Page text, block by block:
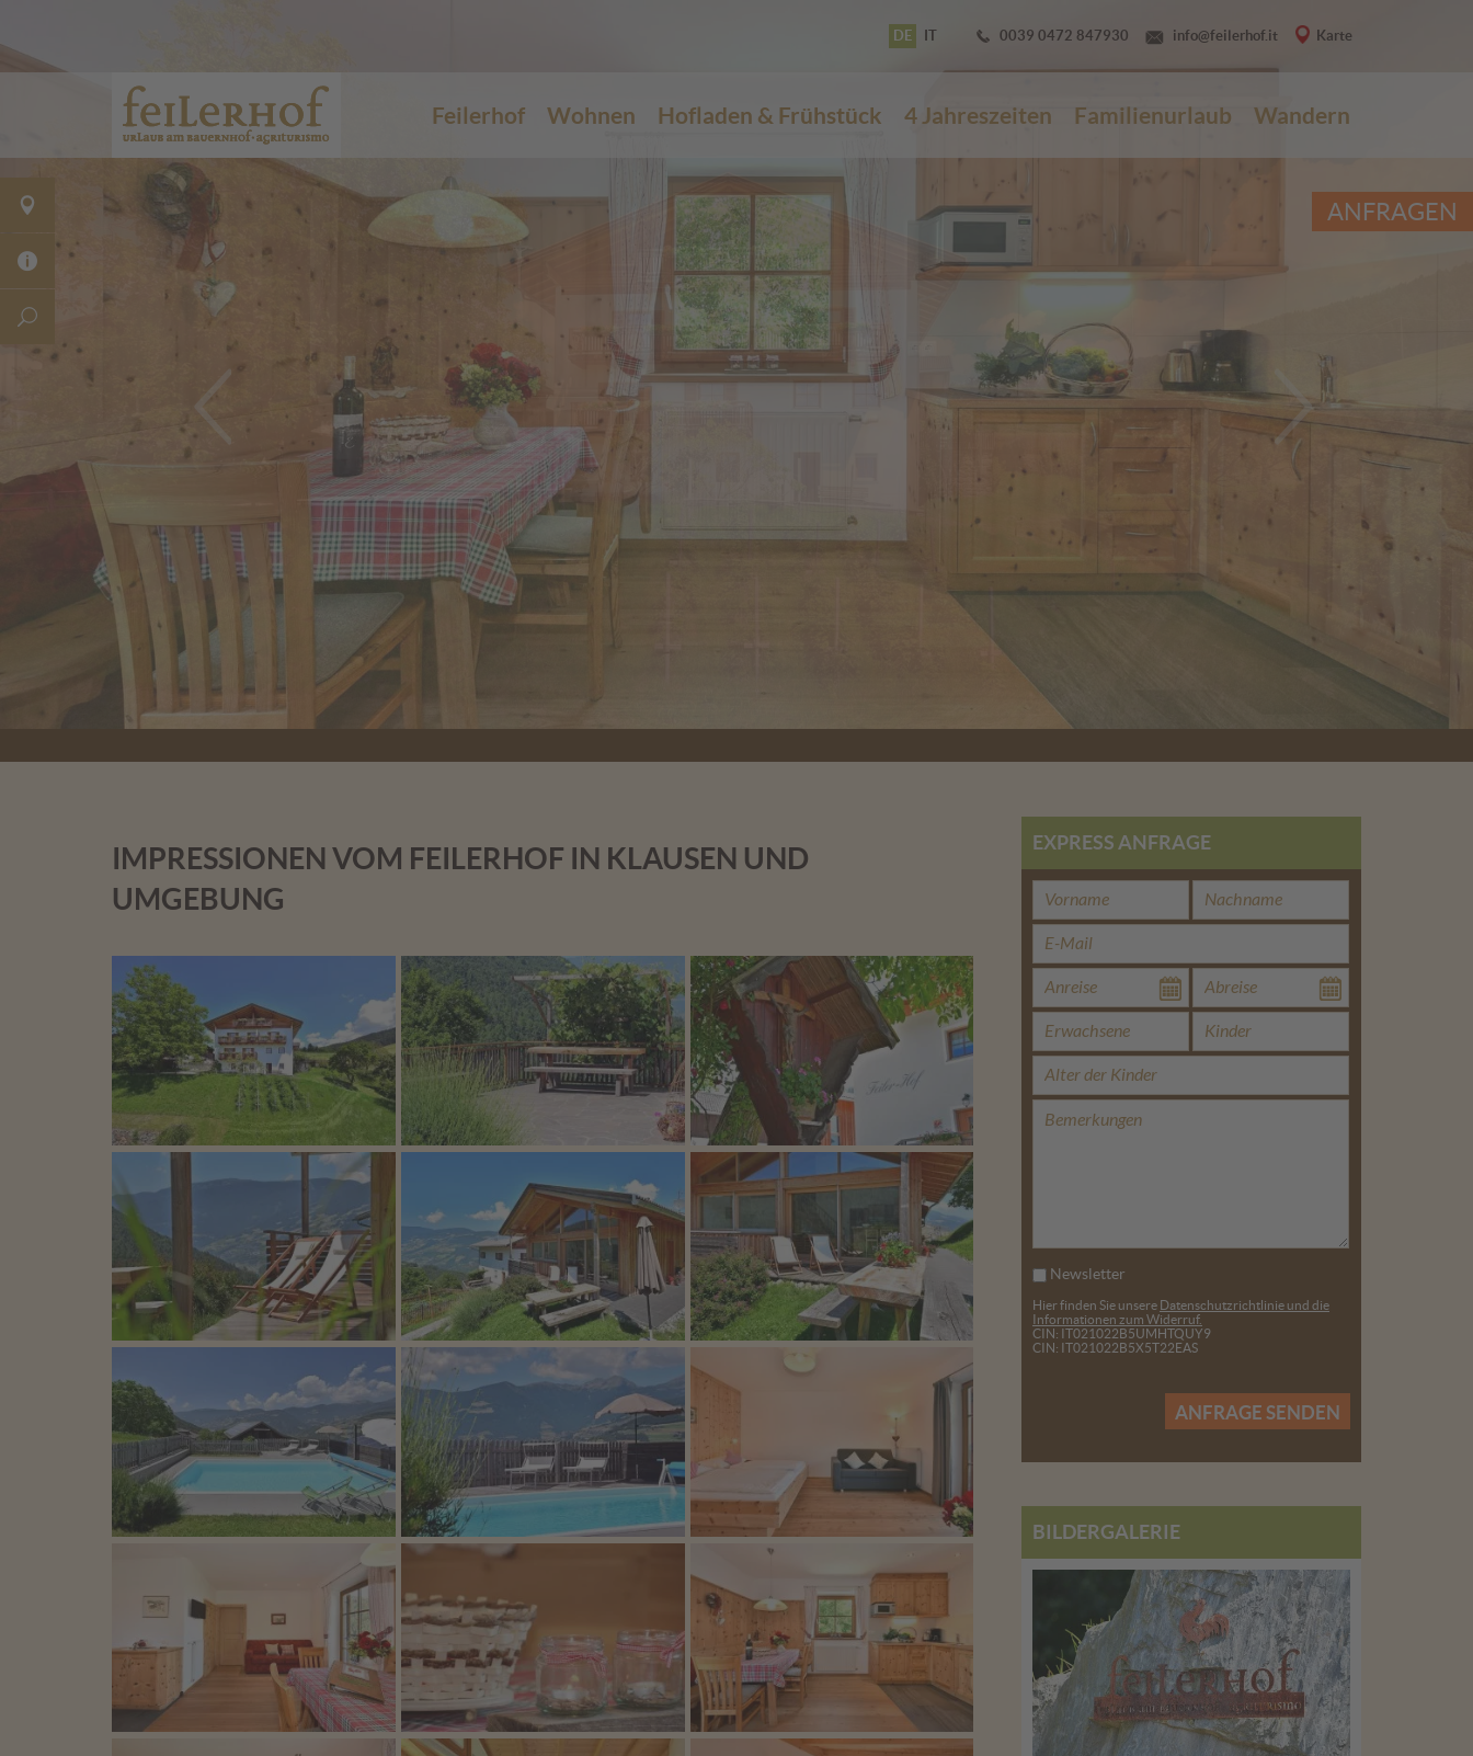
0039 0472 847930 info@feilerhof.it Karte
DE IT
Feilerhof Wohnen Hofladen & Frühstück 4 Jahreszeiten Familienurlaub Wandern
ANFRAGEN
IMPRESSIONEN VOM FEILERHOF IN KLAUSEN UND
UMGEBUNG
EXPRESS ANFRAGE
Newsletter
Hier finden Sie unsere Datenschutzrichtlinie und die
Informationen zum Widerruf.
CIN: IT021022B5UMHTQUY9
CIN: IT021022B5X5T22EAS
ANFRAGE SENDEN
BILDERGALERIE